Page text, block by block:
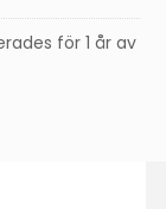
för 1 år av